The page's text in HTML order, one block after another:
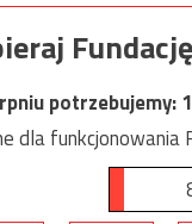
potrzebujemy:
dla funkcjonowania